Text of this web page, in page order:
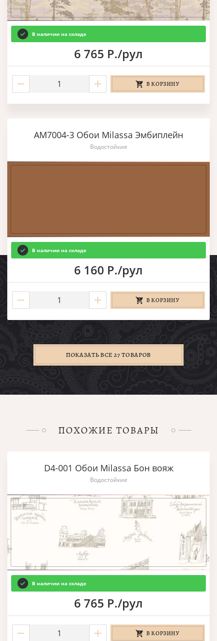
В наличии на складе
6 765 Р./рул
В КОРЗИНУ
AM7004-3 Обои Milassa Эмбиплейн
Водостойкие
В наличии на складе
6 160 Р./рул
В КОРЗИНУ
ПОКАЗАТЬ ВСЕ 27 ТОВАРОВ
ПОХОЖИЕ ТОВАРЫ
D4-001 Обои Milassa Бон вояж
Водостойкие
В наличии на складе
6 765 Р./рул
В КОРЗИНУ